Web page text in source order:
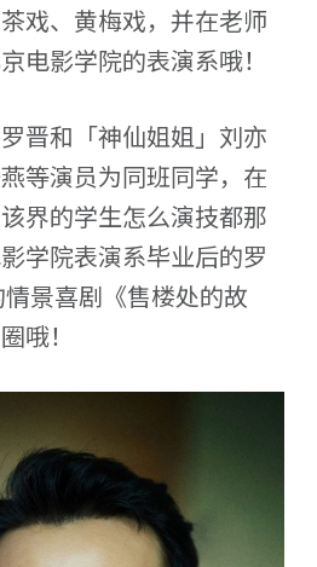
戏、黄梅戏，并在老师
电影学院的表演系哦！
晋和「神仙姐姐」刘亦
等演员为同班同学，在
界的学生怎么演技都那
学院表演系毕业后的罗
景喜剧《售楼处的故
哦！